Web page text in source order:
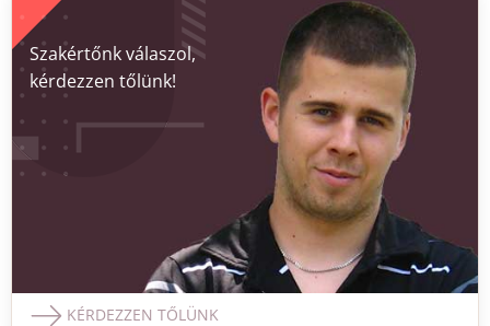
Szakértőnk válaszol,
kérdezzen tőlünk!
KÉRDEZZEN TŐLÜNK